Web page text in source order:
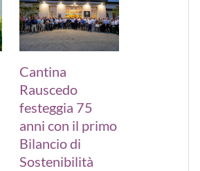
Cantina
Rauscedo
festeggia 75
anni con il primo
Bilancio di
Sostenibilità